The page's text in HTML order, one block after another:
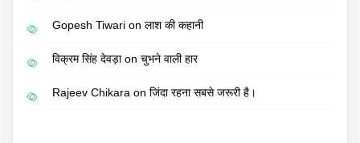
Gopesh Tiwari on लाश की कहानी
विक्रम सिंह देवड़ाon चुभने वाली हार
Rajeev Chikara on जिंदा रहना सबसे जरूरी है।